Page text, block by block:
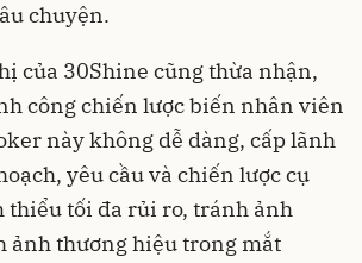
chuyện.
của 30Shine cũng thừa nhận,
công chiến lược biến nhân viên
này không dễ dàng, cấp lãnh
yêu cầu và chiến lược cụ
thiểu tối đa rủi ro, tránh ảnh
ảnh thương hiệu trong mắt